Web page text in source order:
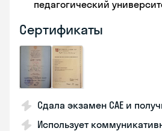
педагогический
Сертификаты
Сдала экзамен CAE и
Использует